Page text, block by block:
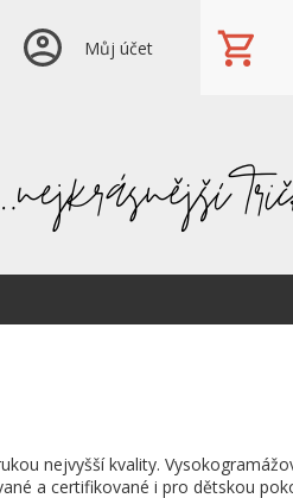
Můj účet
nejvyšší kvality.
a certifikované i pro dětskou